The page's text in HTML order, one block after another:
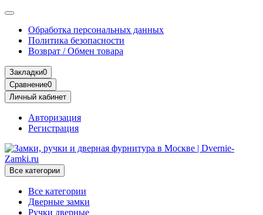
Обработка персональных данных
Политика безопасности
Возврат / Обмен товара
Закладки0
Сравнение0
Личный кабинет
Авторизация
Регистрация
Все категории
Все категории
Дверные замки
Ручки дверные